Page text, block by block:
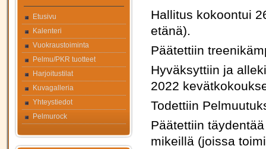
Etusivu
Kalenteri
Vuokraustoiminta
Pelmu/PKR tuotteet
Harjoitustilat
Kuvagalleria
Yhteystiedot
Pelmurock
Hallitus kokoontui
etänä).
Päätettiin
Hyväksyttiin ja
2022
Todettiin
Päätettiin
mikeillä (joissa